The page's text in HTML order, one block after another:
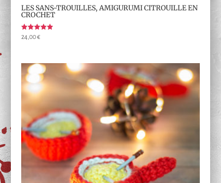
LES SANS-TROUILLES, AMIGURUMI CITROUILLE EN
CROCHET
Note
5.00
24,00€